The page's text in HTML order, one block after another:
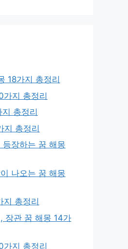
18가지 총정리
가지 총정리
총정리
지 총정리
장하는 꿈 해몽
나오는 꿈 해몽
지 총정리
장관 꿈 해몽 14가
가지 총정리